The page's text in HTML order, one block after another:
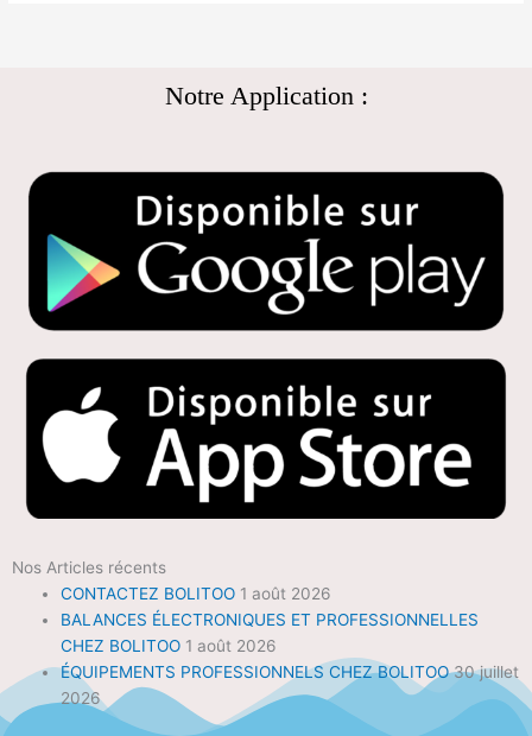
Notre Application :
Nos Articles récents
CONTACTEZ BOLITOO 1 août 2026
BALANCES ÉLECTRONIQUES ET PROFESSIONNELLES
CHEZ BOLITOO 1 août 2026
ÉQUIPEMENTS PROFESSIONNELS CHEZ BOLITOO 30 juillet
2026